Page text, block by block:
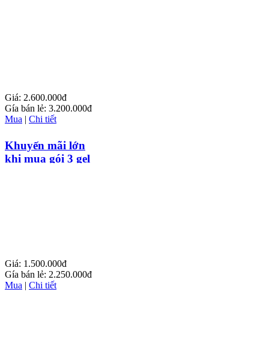
Giá: 2.600.000đ
Gía bán lẻ: 3.200.000đ
Mua | Chi tiết
Khuyến mãi lớn
khi mua gói 3 gel
Giá: 1.500.000đ
Gía bán lẻ: 2.250.000đ
Mua | Chi tiết